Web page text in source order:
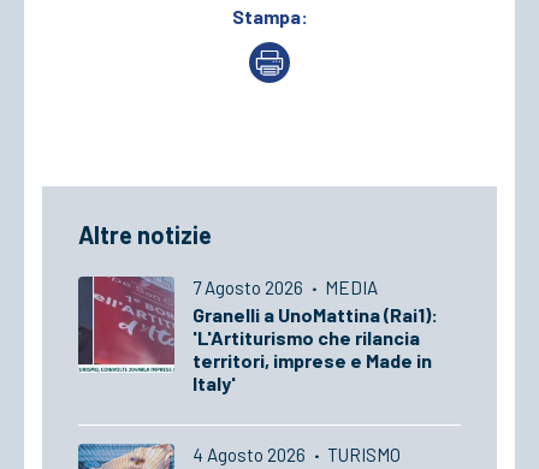
Stampa:
Altre notizie
7 Agosto 2026 · MEDIA
Granelli a UnoMattina (Rai1):
'L'Artiturismo che rilancia
territori, imprese e Made in
Italy'
4 Agosto 2026 · TURISMO